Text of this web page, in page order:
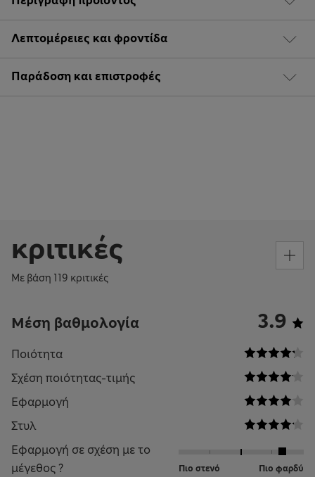
Λεπτομέρειες και φροντίδα
Παράδοση και επιστροφές
κριτικές
Με βάση 119 κριτικές
Μέση βαθμολογία 3.9
Ποιότητα
Σχέση ποιότητας-τιμής
Εφαρμογή
Στυλ
Εφαρμογή σε σχέση με το
μέγεθος ?
Πιο στενό Πιο φαρδύ